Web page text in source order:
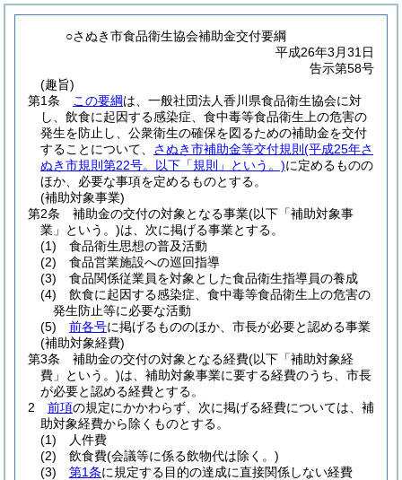
○さぬき市食品衛生協会補助金交付要綱
平成26年3月31日
告示第58号
(趣旨)
第1条
この要綱は、一般社団法人香川県食品衛生協会に対
し、飲食に起因する感染症、食中毒等食品衛生上の危害の
発生を防止し、公衆衛生の確保を図るための補助金を交付
することについて、 さぬき市補助金等交付規則 (平成25年さ
ぬき市規則第22号。以下「規則」という。)に定めるものの
ほか、必要な事項を定めるものとする。
(補助対象事業)
第2条
補助金の交付の対象となる事業(以下「補助対象事
業」という。)は、次に掲げる事業とする。
(1)
食品衛生思想の普及活動
(2)
食品営業施設への巡回指導
(3)
食品関係従業員を対象とした食品衛生指導員の養成
(4)
飲食に起因する感染症、食中毒等食品衛生上の危害の
発生防止等に必要な活動
(5)
前各号に掲げるもののほか、市長が必要と認める事業
(補助対象経費)
第3条
補助金の交付の対象となる経費(以下「補助対象経
費」という。)は、補助対象事業に要する経費のうち、市長
が必要と認める経費とする。
2
前項の規定にかかわらず、次に掲げる経費については、補
助対象経費から除くものとする。
(1)
人件費
(2)
飲食費(会議等に係る飲物代は除く。)
(3)
第1条に規定する目的の達成に直接関係しない経費